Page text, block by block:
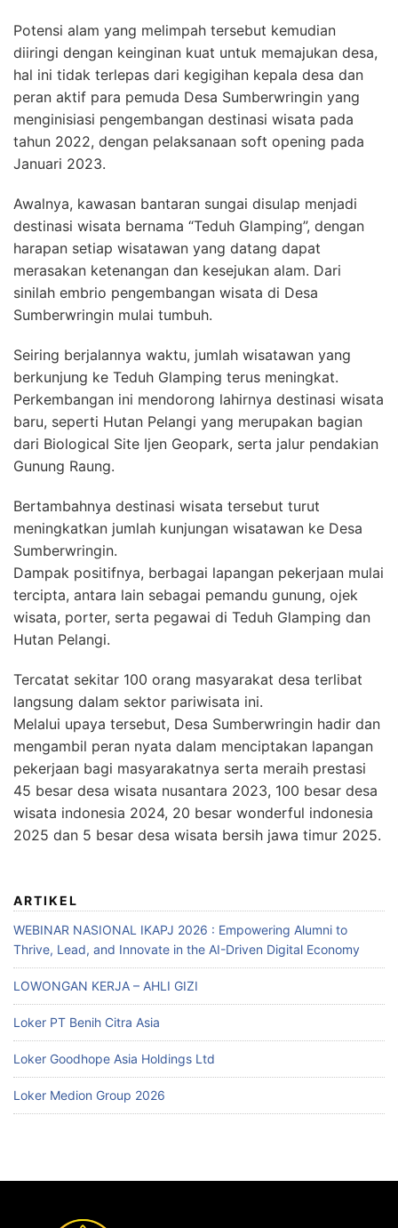
Potensi alam yang melimpah tersebut kemudian
diiringi dengan keinginan kuat untuk memajukan desa,
hal ini tidak terlepas dari kegigihan kepala desa dan
peran aktif para pemuda Desa Sumberwringin yang
menginisiasi pengembangan destinasi wisata pada
tahun 2022, dengan pelaksanaan soft opening pada
Januari 2023.
Awalnya, kawasan bantaran sungai disulap menjadi
destinasi wisata bernama “Teduh Glamping”, dengan
harapan setiap wisatawan yang datang dapat
merasakan ketenangan dan kesejukan alam. Dari
sinilah embrio pengembangan wisata di Desa
Sumberwringin mulai tumbuh.
Seiring berjalannya waktu, jumlah wisatawan yang
berkunjung ke Teduh Glamping terus meningkat.
Perkembangan ini mendorong lahirnya destinasi wisata
baru, seperti Hutan Pelangi yang merupakan bagian
dari Biological Site Ijen Geopark, serta jalur pendakian
Gunung Raung.
Bertambahnya destinasi wisata tersebut turut
meningkatkan jumlah kunjungan wisatawan ke Desa
Sumberwringin.
Dampak positifnya, berbagai lapangan pekerjaan mulai
tercipta, antara lain sebagai pemandu gunung, ojek
wisata, porter, serta pegawai di Teduh Glamping dan
Hutan Pelangi.
Tercatat sekitar 100 orang masyarakat desa terlibat
langsung dalam sektor pariwisata ini.
Melalui upaya tersebut, Desa Sumberwringin hadir dan
mengambil peran nyata dalam menciptakan lapangan
pekerjaan bagi masyarakatnya serta meraih prestasi
45 besar desa wisata nusantara 2023, 100 besar desa
wisata indonesia 2024, 20 besar wonderful indonesia
2025 dan 5 besar desa wisata bersih jawa timur 2025.
ARTIKEL
WEBINAR NASIONAL IKAPJ 2026 : Empowering Alumni to
Thrive, Lead, and Innovate in the AI-Driven Digital Economy
LOWONGAN KERJA – AHLI GIZI
Loker PT Benih Citra Asia
Loker Goodhope Asia Holdings Ltd
Loker Medion Group 2026